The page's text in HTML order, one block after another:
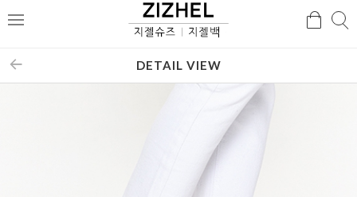
메
검
DETAIL VIEW